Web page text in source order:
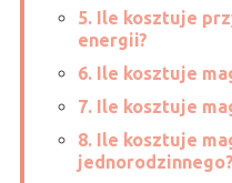
5. Ile kosztuje
energii?
6. Ile kosztuje
7. Ile kosztuje
8. Ile kosztuje
jednorodzinnego?